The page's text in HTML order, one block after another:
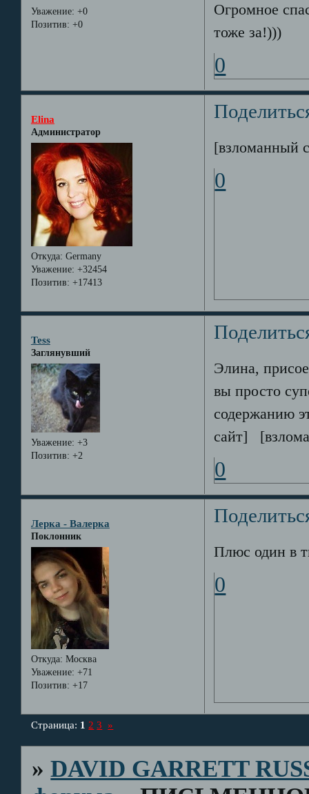
Уважение: +0
Позитив: +0
Огромное
тоже за!)))
0
Elina
Администратор
Откуда: Germany
Уважение: +32454
Позитив: +17413
[взломанный
0
Tess
Заглянувший
Уважение: +3
Позитив: +2
Элина,
вы просто
содержанию
сайт]
0
Лерка - Валерка
Поклонник
Откуда: Москва
Уважение: +71
Позитив: +17
Плюс один в
0
Страница: 1 2 3 »
»DAVID GARRETT